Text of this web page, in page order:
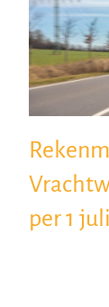
per 1